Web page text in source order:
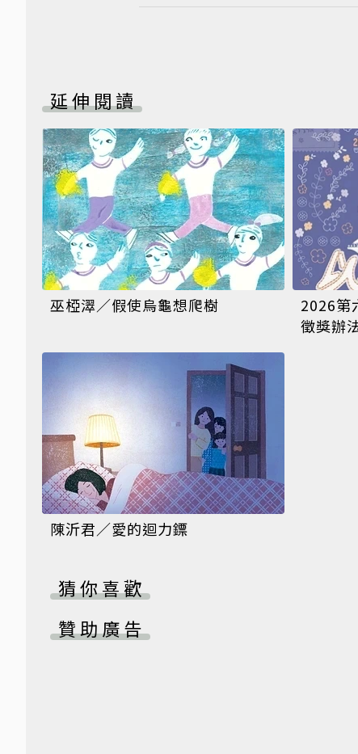
延伸閱讀
巫椏濢／假使烏龜想爬樹
2026第
徵獎辦
陳沂君／愛的迴力鏢
猜你喜歡
贊助廣告